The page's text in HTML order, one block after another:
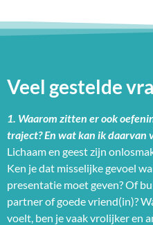
Veel gestelde
1. Waarom zitten er ook
traject? En wat kan ik daarvan
Lichaam en geest zijn
Ken je dat misselijke gevoel
presentatie moet geven? Of
partner of goede vriend(in)?
voelt, ben je vaak vrolijker en